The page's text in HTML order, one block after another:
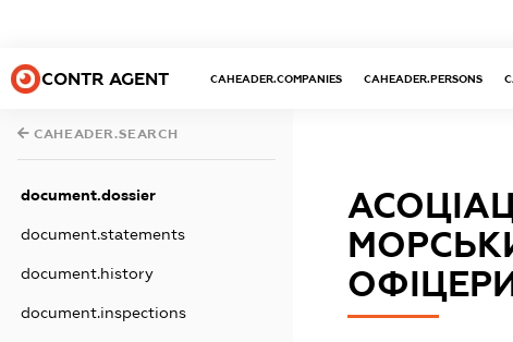
CONTR AGENT CAHEADER.COMPANIES CAHEADER.PERSONS
CAHEADER.SEARCH
document.dossier
document.statements
document.history
document.inspections